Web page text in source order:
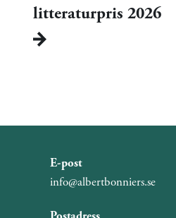
litteraturpris 2026
E-post
info@albertbonniers.se